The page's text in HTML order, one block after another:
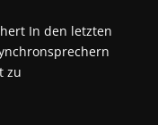
In den letzten
zu